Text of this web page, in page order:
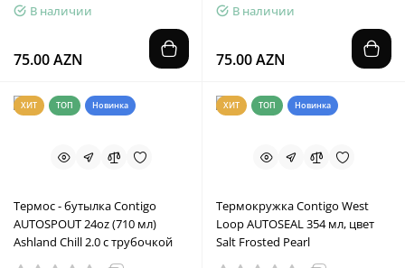
В наличии
75.00 AZN
В наличии
75.00 AZN
ХИТ ТОП Новинка
Термос - бутылка Contigo
AUTOSPOUT 24oz (710 мл)
Ashland Chill 2.0 с трубочкой
ХИТ ТОП Новинка
Термокружка Contigo West
Loop AUTOSEAL 354 мл, цвет
Salt Frosted Pearl